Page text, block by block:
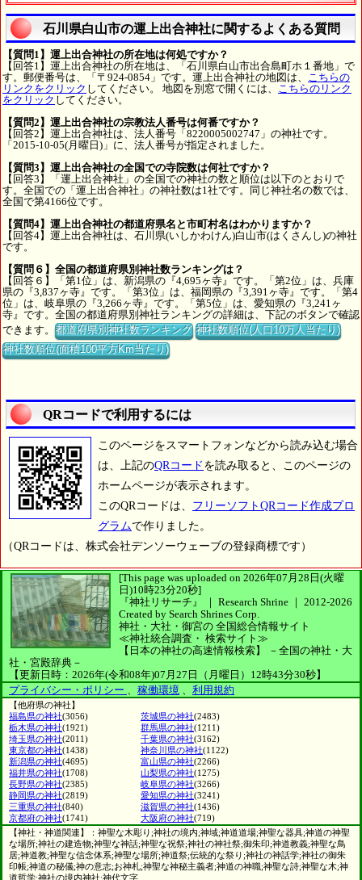
石川県白山市の運上出合神社に関するよくある質問
【質問1】運上出合神社の所在地は何処ですか？
【回答1】運上出合神社の所在地は、「石川県白山市出合島町ホ１番地」で
す。郵便番号は、「〒924-0854」です。運上出合神社の地図は、
こちらの
リンクをクリック してください。 地図を別窓で開くには、
こちらのリンク
をクリック してください。
【質問2】運上出合神社の宗教法人番号は何番ですか？
【回答2】運上出合神社は、法人番号「8220005002747」の神社です。
「2015-10-05(月曜日)」に、法人番号が指定されました。
【質問3】運上出合神社の全国での寺院数は何社ですか？
【回答3】「運上出合神社」の全国での神社の数と順位は以下のとおりで
す。全国での「運上出合神社」の神社数は1社です。同じ神社名の数では、
全国で第4166位です。
【質問4】運上出合神社の都道府県名と市町村名はわかりますか？
【回答4】運上出合神社は、石川県(いしかわけん)白山市(はくさんし)の神社
です。
【質問６】全国の都道府県別神社数ランキングは？
【回答６】「第1位」は、新潟県の『4,695ヶ寺』です。「第2位」は、兵庫
県の『3,837ヶ寺』です。「第3位」は、福岡県の『3,391ヶ寺』です。「第4
位」は、岐阜県の『3,266ヶ寺』です。「第5位」は、愛知県の『3,241ヶ
寺』です。全国の都道府県別神社ランキングの詳細は、下記のボタンで確認
できます。都道府県別神社数ランキング 神社数順位(人口10万人当たり)
神社数順位(面積100平方Km当たり)
QRコードで利用するには
このページをスマートフォンなどから読み込む場合
は、上記のQRコード を読み取ると、このページの
ホームページが表示されます。
このQRコードは、 フリーソフトQRコード作成プロ
グラムで作りました。
（QRコードは、株式会社デンソーウェーブの登録商標です）
[This page was uploaded on 2026年07月28日(火曜
日)10時23分20秒]
『神社リサーチ』 ｜ Research Shrine ｜ 2012-2026
Created by Search Shrines Corp.
神社・大社・御宮の 全国総合情報サイト
≪神社統合調査・ 検索サイト≫
【日本の神社の高速情報検索】
－全国の神社・大
社・宮殿辞典－
【更新日時：2026年(令和08年)07月27日（月曜日）12時43分30秒】
プライバシー・ポリシー
稼働環境 利用規約
【他府県の神社】
福島県の神社(3056) 茨城県の神社(2483)
栃木県の神社(1921) 群馬県の神社(1211)
埼玉県の神社(2011) 千葉県の神社(3162)
東京都の神社(1438) 神奈川県の神社(1122)
新潟県の神社(4695) 富山県の神社(2266)
福井県の神社(1708) 山梨県の神社(1275)
長野県の神社(2385) 岐阜県の神社(3266)
静岡県の神社(2819) 愛知県の神社(3241)
三重県の神社(840) 滋賀県の神社(1436)
京都府の神社(1741) 大阪府の神社(719)
【神社・神道関連】：神聖な木彫り;神社の境内;神域;神道道場;神聖な器具;神道の神聖
な場所;神社の建造物;神聖な神話;神聖な祝祭;神社の神社祭;御朱印;神道教義;神聖な鳥
居;神道教;神聖な信念体系;神聖な場所;神道祭;伝統的な祭り;神社の神話学;神社の御朱
印帳;神道の秘儀;神の意志;お神札;神聖な神秘主義者;神道の神職;神聖な詩;神聖な木;神
道哲学;神社の境内神社;神代文字